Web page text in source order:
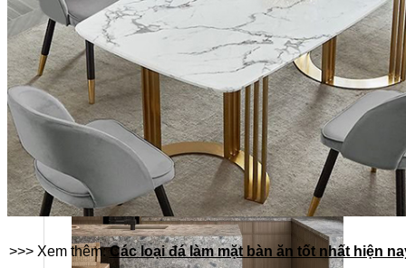
>>> Xem thêm:Các loại đá làm mặt bàn ăn tốt nhất hiện